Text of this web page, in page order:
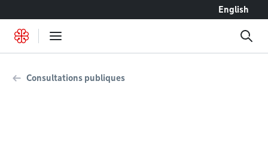
English
Consultations publiques